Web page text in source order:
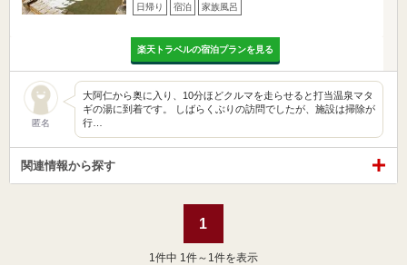
日帰り 宿泊 家族風呂
楽天トラベルの宿泊プランを見る
匿名
大阿仁から奥に入り、10分ほどクルマを走らせると打当温泉マタ
ギの湯に到着です。 しばらくぶりの訪問でしたが、施設は掃除が
行…
関連情報から探す
1
1 件中 1件～1件を表示